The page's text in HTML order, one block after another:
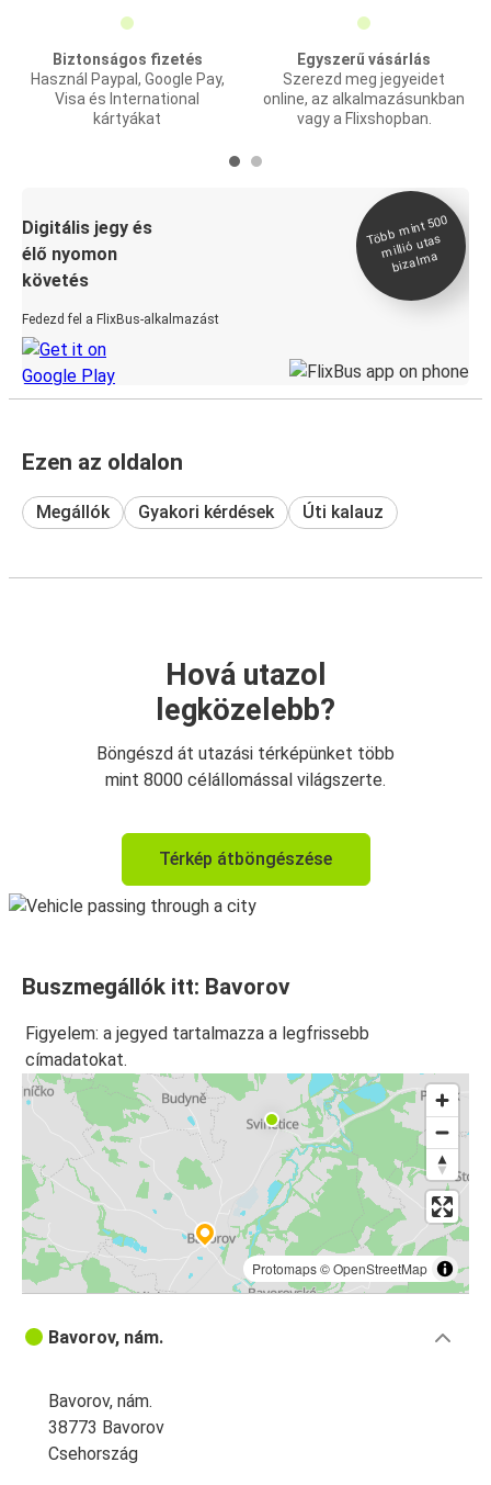
Biztonságos fizetés
Használ Paypal, Google Pay,
Visa és International
kártyákat
Egyszerű vásárlás
Szerezd meg jegyeidet
online, az alkalmazásunkban
vagy a Flixshopban.
Digitális jegy és
élő nyomon
követés
Fedezd fel a FlixBus-alkalmazást
Több
mint 500
millió utas
bizal
ma
Ezen az oldalon
Megállók Gyakori kérdések Úti kalauz
Hová utazol
legközelebb?
Böngészd át utazási térképünket több
mint 8000 célállomással világszerte.
Térkép átböngészése
Buszmegállók itt: Bavorov
Figyelem: a jegyed tartalmazza a legfrissebb
címadatokat.
Protomaps©OpenStreetMap
Bavorov, nám.
Bavorov, nám.
38773 Bavorov
Csehország